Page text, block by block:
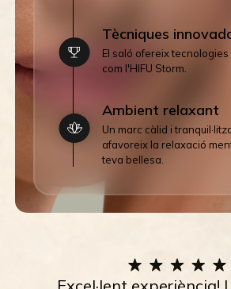
Tècniques
El saló ofereix
com l'HIFU Storm.
Ambient relaxant
Un marc càlid i
afavoreix la relaxació
teva bellesa.